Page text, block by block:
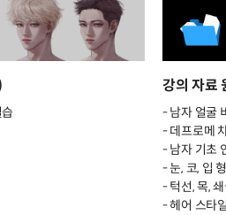
강의 자료
- 남자 얼굴
- 데프로메
- 남자 기초
- 눈, 코, 입
- 턱선, 목,
- 헤어 스타